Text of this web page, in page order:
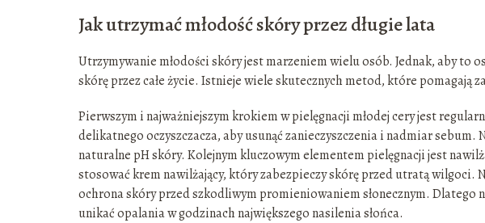
Jak utrzymać młodość skóry przez długie lata
Utrzymywanie młodości skóry jest marzeniem wielu osób. Jednak, aby to
skórę przez całe życie. Istnieje wiele skutecznych metod, które pomagają
Pierwszym i najważniejszym krokiem w pielęgnacji młodej cery jest
delikatnego oczyszczacza, aby usunąć zanieczyszczenia i nadmiar
naturalne pH skóry. Kolejnym kluczowym elementem pielęgnacji jest
stosować krem nawilżający, który zabezpieczy skórę przed utratą
ochrona skóry przed szkodliwym promieniowaniem słonecznym. Dlatego
unikać opalania w godzinach największego nasilenia słońca.